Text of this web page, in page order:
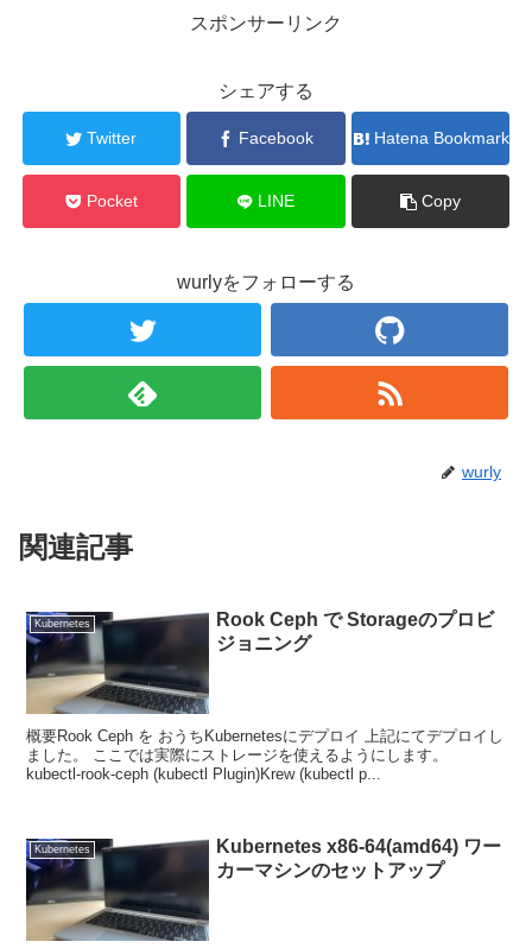
スポンサーリンク
シェアする
Twitter Facebook Hatena Bookmark
Pocket LINE Copy
wurlyをフォローする
wurly
関連記事
Kubernetes
Rook Ceph で Storageのプロビ
ジョニング
概要Rook Ceph を おうちKubernetesにデプロイ 上記にてデプロイし
ました。 ここでは実際にストレージを使えるようにします。
kubectl-rook-ceph (kubectl Plugin)Krew (kubectl p...
Kubernetes
Kubernetes x86-64(amd64) ワー
カーマシンのセットアップ